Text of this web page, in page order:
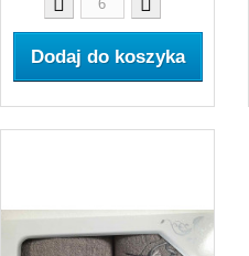
Dodaj do koszyka